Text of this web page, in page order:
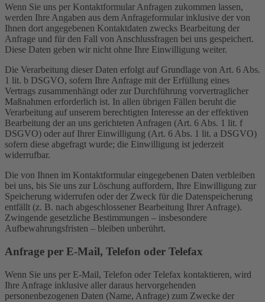
Wenn Sie uns per Kontaktformular Anfragen zukommen lassen,
werden Ihre Angaben aus dem Anfrageformular inklusive der von
Ihnen dort angegebenen Kontaktdaten zwecks Bearbeitung der
Anfrage und für den Fall von Anschlussfragen bei uns gespeichert.
Diese Daten geben wir nicht ohne Ihre Einwilligung weiter.
Die Verarbeitung dieser Daten erfolgt auf Grundlage von Art. 6 Abs.
1 lit. b DSGVO, sofern Ihre Anfrage mit der Erfüllung eines
Vertrags zusammenhängt oder zur Durchführung vorvertraglicher
Maßnahmen erforderlich ist. In allen übrigen Fällen beruht die
Verarbeitung auf unserem berechtigten Interesse an der effektiven
Bearbeitung der an uns gerichteten Anfragen (Art. 6 Abs. 1 lit. f
DSGVO) oder auf Ihrer Einwilligung (Art. 6 Abs. 1 lit. a DSGVO)
sofern diese abgefragt wurde; die Einwilligung ist jederzeit
widerrufbar.
Die von Ihnen im Kontaktformular eingegebenen Daten verbleiben
bei uns, bis Sie uns zur Löschung auffordern, Ihre Einwilligung zur
Speicherung widerrufen oder der Zweck für die Datenspeicherung
entfällt (z. B. nach abgeschlossener Bearbeitung Ihrer Anfrage).
Zwingende gesetzliche Bestimmungen – insbesondere
Aufbewahrungsfristen – bleiben unberührt.
Anfrage per E-Mail, Telefon oder Telefax
Wenn Sie uns per E-Mail, Telefon oder Telefax kontaktieren, wird
Ihre Anfrage inklusive aller daraus hervorgehenden
personenbezogenen Daten (Name, Anfrage) zum Zwecke der